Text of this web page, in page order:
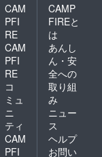
CAM
PFI
RE
CAM
PFI
RE
コ
ミュ
ニ
ティ
CAM
PFI
CAMP
FIREと
は
あんし
ん・安
全への
取り組
み
ニュー
ス
ヘルプ
お問い